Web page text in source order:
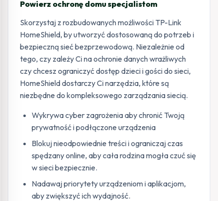
Powierz ochronę domu specjalistom
Skorzystaj z rozbudowanych możliwości TP-Link
HomeShield, by utworzyć dostosowaną do potrzeb i
bezpieczną sieć bezprzewodową. Niezależnie od
tego, czy zależy Ci na ochronie danych wrażliwych
czy chcesz ograniczyć dostęp dzieci i gości do sieci,
HomeShield dostarczy Ci narzędzia, które są
niezbędne do kompleksowego zarządzania siecią.
Wykrywa cyber zagrożenia aby chronić Twoją
prywatność i podłączone urządzenia
Blokuj nieodpowiednie treści i ograniczaj czas
spędzany online, aby cała rodzina mogła czuć się
w sieci bezpiecznie.
Nadawaj priorytety urządzeniom i aplikacjom,
aby zwiększyć ich wydajność.